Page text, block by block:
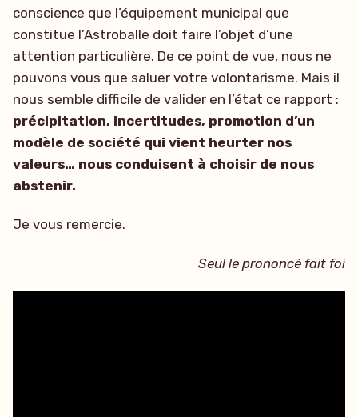
conscience que l’équipement municipal que
constitue l’Astroballe doit faire l’objet d’une
attention particulière. De ce point de vue, nous ne
pouvons vous que saluer votre volontarisme. Mais il
nous semble difficile de valider en l’état ce rapport :
précipitation, incertitudes, promotion d’un
modèle de société qui vient heurter nos
valeurs… nous conduisent à choisir de nous
abstenir.
Je vous remercie.
Seul le prononcé fait foi